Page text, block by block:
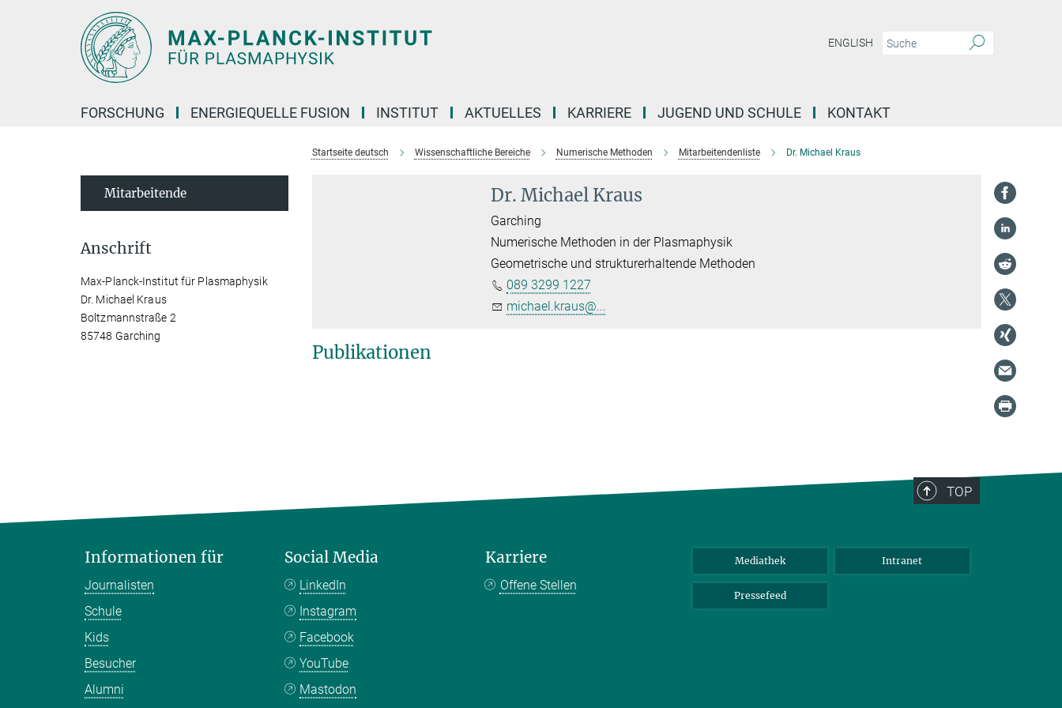
ENGLISH
FORSCHUNG ENERGIEQUELLE FUSION INSTITUT AKTUELLES KARRIERE JUGEND UND SCHULE KONTAKT
Startseite deutsch Wissenschaftliche Bereiche Numerische Methoden Mitarbeitendenliste Dr. Michael Kraus
Dr. Michael Kraus
Garching
Numerische Methoden in der Plasmaphysik
Geometrische und strukturerhaltende Methoden
089 3299 1227
michael.kraus@...
Publikationen
Mitarbeitende
Anschrift
Max-Planck-Institut für Plasmaphysik
Dr. Michael Kraus
Boltzmannstraße 2
85748 Garching
TOP
Informationen für
Journalisten
Schule
Kids
Besucher
Alumni
Social Media
LinkedIn
Instagram
Facebook
YouTube
Mastodon
Karriere
Offene Stellen
Mediathek Intranet
Pressefeed